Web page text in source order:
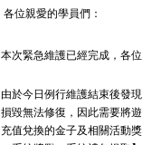
各位親愛的學員們：
本次緊急維護已經完成，各
由於今日例行維護結束後發
損毀無法修復，因此需要將
充值兌換的金子及相關活動